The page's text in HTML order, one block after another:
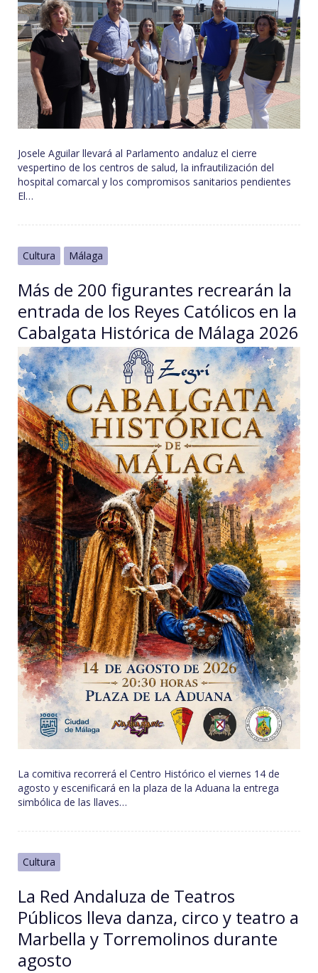
Josele Aguilar llevará al Parlamento andaluz el cierre
vespertino de los centros de salud, la infrautilización del
hospital comarcal y los compromisos sanitarios pendientes
El…
Cultura Málaga
Más de 200 figurantes recrearán la
entrada de los Reyes Católicos en la
Cabalgata Histórica de Málaga 2026
La comitiva recorrerá el Centro Histórico el viernes 14 de
agosto y escenificará en la plaza de la Aduana la entrega
simbólica de las llaves…
Cultura
La Red Andaluza de Teatros
Públicos lleva danza, circo y teatro a
Marbella y Torremolinos durante
agosto